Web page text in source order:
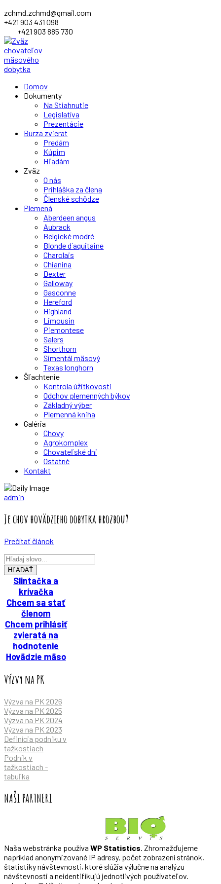
zchmd.zchmd@gmail.com
+421 903 431 098
+421 903 885 730
ProfileDomov
Dokumenty
Na Stiahnutie
Legislatíva
Prezentácie
Burza zvierat
Predám
Kúpim
Hľadám
Zväz
O nás
Prihláška za člena
Členské schôdze
Plemená
Aberdeen angus
Aubrack
Belgické modré
Blonde d´aquitaine
Charolais
Chianina
Dexter
Galloway
Gasconne
Hereford
Highland
Limousin
Piemontese
Salers
Shorthorn
Simentál mäsový
Texas longhorn
Šľachtenie
Kontrola úžitkovosti
Odchov plemenných býkov
Základný výber
Plemenná kniha
Galéria
Chovy
Agrokomplex
Chovateľské dni
Ostatné
Kontakt
admin
Je chov hovädzieho dobytka hrozbou?
Prečítať článok
HĽADAŤ
Slintačka a
krívačka
Chcem sa stať
členom
Chcem prihlásiť
zvieratá na
hodnotenie
Hovädzie mäso
Výzvy na PK
Výzva na PK 2026
Výzva na PK 2025
Výzva na PK 2024
Výzva na PK 2023
Definícia podniku v
tažkostiach
Podnik v
tažkostiach -
tabuľka
NAŠI PARTNERI
Naša webstránka používa WP Statistics. Zhromažďujeme
napríklad anonymizované IP adresy, počet zobrazení stránok,
štatistiky návštevnosti, ktoré slúžia výlučne na analýzu
návštevnosti a neidentifikujú jednotlivých používateľov.